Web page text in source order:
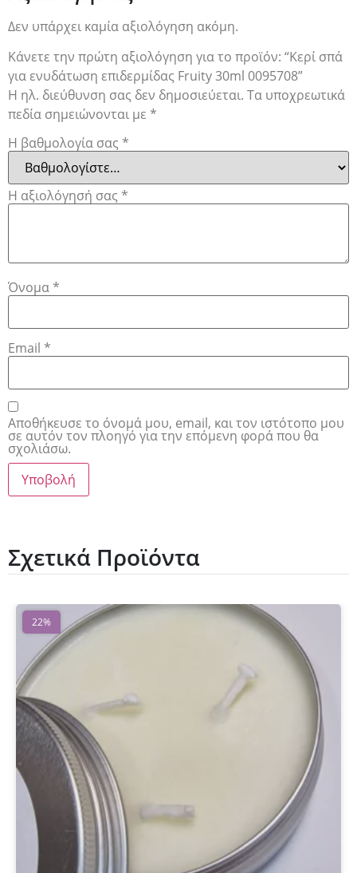
Δεν υπάρχει καμία αξιολόγηση ακόμη.
Κάνετε την πρώτη αξιολόγηση για το προϊόν: “Κερί σπά
για ενυδάτωση επιδερμίδας Fruity 30ml 0095708”
Η ηλ. διεύθυνση σας δεν δημοσιεύεται. Τα υποχρεωτικά
πεδία σημειώνονται με *
Η βαθμολογία σας *
Η αξιολόγησή σας *
Όνομα *
Email *
Αποθήκευσε το όνομά μου, email, και τον ιστότοπο μου
σε αυτόν τον πλοηγό για την επόμενη φορά που θα
σχολιάσω.
Σχετικά Προϊόντα
22%